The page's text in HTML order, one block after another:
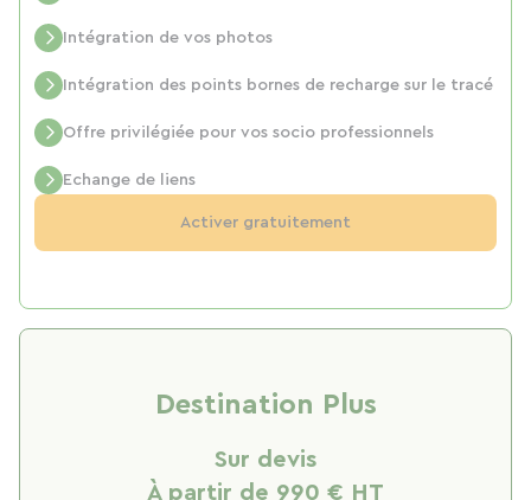
Intégration de vos photos
Intégration des points bornes de recharge sur le tracé
Offre privilégiée pour vos socio professionnels
Echange de liens
Activer gratuitement
Destination Plus
Sur devis
À partir de 990 € HT